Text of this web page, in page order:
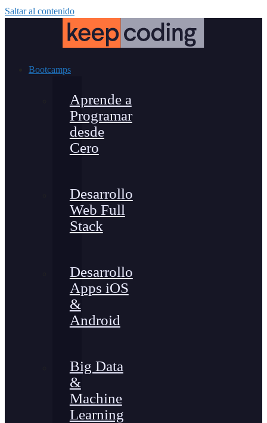
Saltar al contenido
Bootcamps
Aprende a
Programar
desde
Cero
Desarrollo
Web Full
Stack
Desarrollo
Apps iOS
&
Android
Big Data
&
Machine
Learning